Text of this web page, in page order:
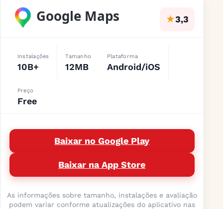
Google Maps ★3,3
Instalações
10B+
Tamanho
12MB
Plataforma
Android/iOS
Preço
Free
Baixar no Google Play
Baixar na App Store
As informações sobre tamanho, instalações e avaliação
podem variar conforme atualizações do aplicativo nas